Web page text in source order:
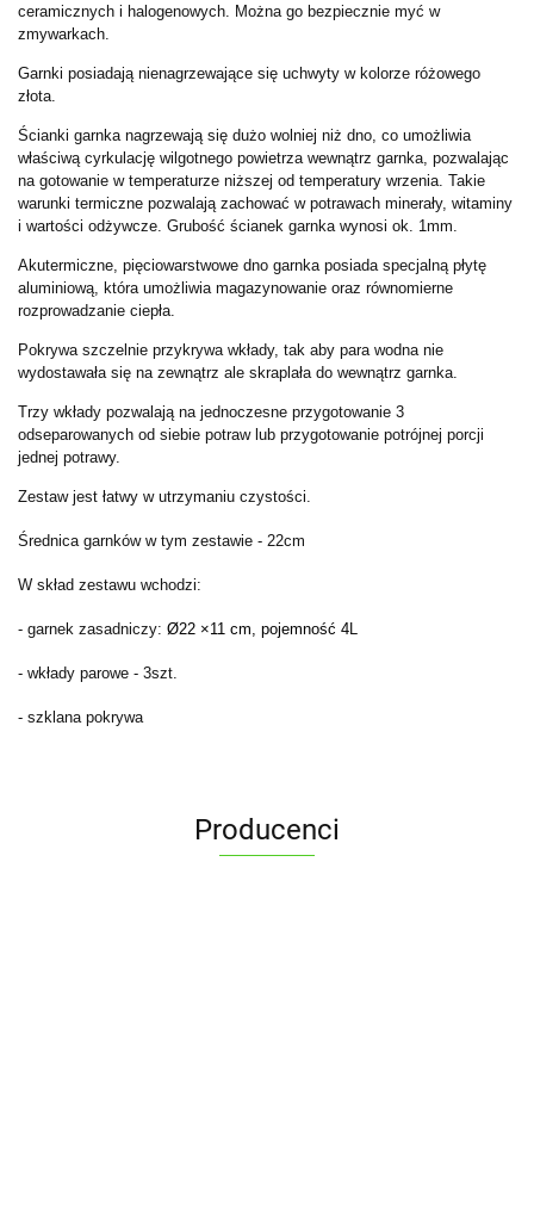
ceramicznych i halogenowych. Można go bezpiecznie myć w
zmywarkach.
Garnki posiadają nienagrzewające się uchwyty w kolorze różowego
złota.
Ścianki garnka nagrzewają się dużo wolniej niż dno, co umożliwia
właściwą cyrkulację wilgotnego powietrza wewnątrz garnka, pozwalając
na gotowanie w temperaturze niższej od temperatury wrzenia. Takie
warunki termiczne pozwalają zachować w potrawach minerały, witaminy
i wartości odżywcze. Grubość ścianek garnka wynosi ok. 1mm.
Akutermiczne, pięciowarstwowe dno garnka posiada specjalną płytę
aluminiową, która umożliwia magazynowanie oraz równomierne
rozprowadzanie ciepła.
Pokrywa szczelnie przykrywa wkłady, tak aby para wodna nie
wydostawała się na zewnątrz ale skraplała do wewnątrz garnka.
Trzy wkłady pozwalają na jednoczesne przygotowanie 3
odseparowanych od siebie potraw lub przygotowanie potrójnej porcji
jednej potrawy.
Zestaw jest łatwy w utrzymaniu czystości.
Średnica garnków w tym zestawie - 22cm
W skład zestawu wchodzi:
- garnek zasadniczy: Ø22 ×11 cm, pojemność 4
- wkłady parowe - 3szt.
- szklana pokrywa
Producenci